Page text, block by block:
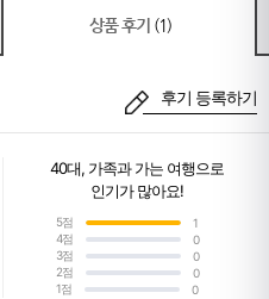
상품 후기 (1)
후기 등록하기
40대, 가족과 가는 여행으로
인기가 많아요!
5점
1
4점
0
3점
0
2점
0
1점
0